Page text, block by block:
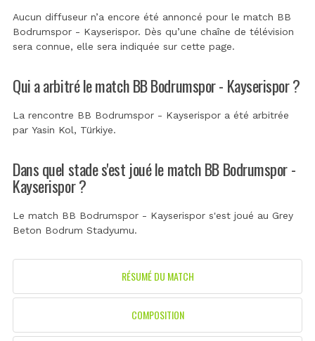
Aucun diffuseur n’a encore été annoncé pour le match BB
Bodrumspor - Kayserispor. Dès qu’une chaîne de télévision
sera connue, elle sera indiquée sur cette page.
Qui a arbitré le match BB Bodrumspor - Kayserispor ?
La rencontre BB Bodrumspor - Kayserispor a été arbitrée
par Yasin Kol, Türkiye.
Dans quel stade s'est joué le match BB Bodrumspor -
Kayserispor ?
Le match BB Bodrumspor - Kayserispor s'est joué au Grey
Beton Bodrum Stadyumu.
RÉSUMÉ DU MATCH
COMPOSITION